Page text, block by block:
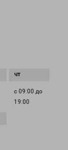
с 09:00 до
19:00